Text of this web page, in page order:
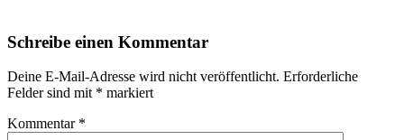
Schreibe einen Kommentar
Deine E-Mail-Adresse wird nicht veröffentlicht. Erforderliche
Felder sind mit * markiert
Kommentar *